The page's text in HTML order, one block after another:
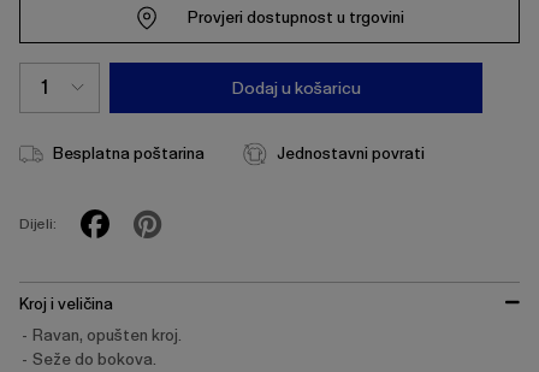
Provjeri dostupnost u trgovini
Dodaj u košaricu
Besplatna poštarina Jednostavni povrati
Dijeli:
Kroj i veličina
Ravan, opušten kroj.
Seže do bokova.